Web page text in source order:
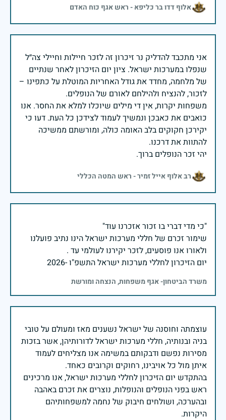
אלוף דדו בר כליפא - ראש אגף כוח האדם
אני מתכבד להדליק נר זיכרון זה לזכר חיילות וחיילי צה״ל
שנפלו במערכות ישראל. ציון יום הזיכרון לאחר שנתיים
של מלחמה, מחדד את גודל האחריות המוטלת על כתפינו –
משפחות יקרות, אין די מילים שיוכלו למלא את החסר. אנו
כואבים את כאבכן ונמשיך לעמוד לצידכן כל העת. דעו כי
יקירכן חקוקים בלב האומה כולה, ומורשתם ממשיכה
יהי זכר הנופלים ברוך.
רב אלוף אייל זמיר - ראש המטה הכללי
שימור זכרם של חללי מערכות ישראל הינו נתיב פועלנו
יום הזיכרון לחללי מערכות ישראל התשפ"ו -2026
משרד הביטחון- אגף משפחות, הנצחה ומורשת
עוצמתה וחוסנה של ישראל נשענים מאז ומעולם על טובי
בניה ובנותיה, חללי מערכות ישראל לדורותיהן, אשר בזכות
מסירות נפשם ודבקותם במשימה אנו מצליחים לעמוד
בהתקדש יום הזיכרון לחללי מערכות ישראל, אנו מרכינים
ראש בפני הנופלים והנופלות, נוצרים את זכרם באהבה
ובהערכה, ושולחים חיבוק של נחמה למשפחותיהם